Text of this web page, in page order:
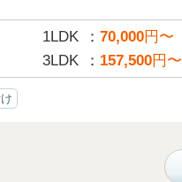
1LDK 70,000円〜
3LDK 157,500円〜